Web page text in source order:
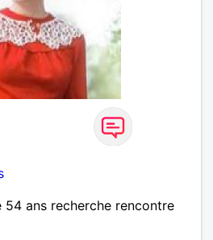
54 ans recherche rencontre